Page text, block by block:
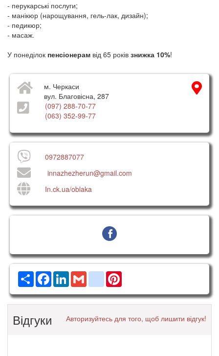
- перукарські послуги;
- манікюр (нарощування, гель-лак, дизайн);
- педикюр;
- масаж.
У понеділок пенсіонерам від 65 років знижка 10%!
м. Черкаси
вул. Благовісна, 287
(097) 288-70-77
(063) 352-99-77
0972887077
innazhezherun@gmail.com
In.ck.ua/oblaka
РесурсFacebook
LinkedInGmail google_bookmarks
Відгуки Авторизуйтесь для того, щоб лишити відгук!